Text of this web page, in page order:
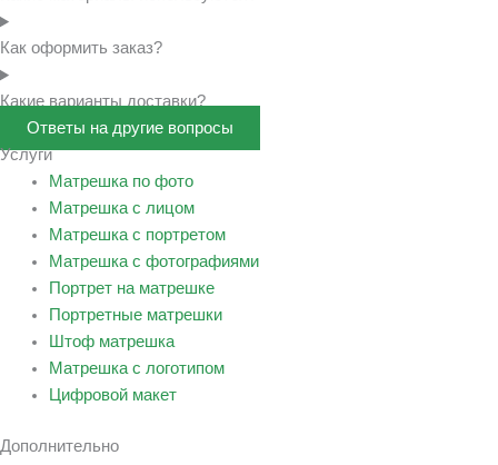
Как оформить заказ?
Какие варианты доставки?
Ответы на другие вопросы
Услуги
Матрешка по фото
Матрешка с лицом
Матрешка с портретом
Матрешка с фотографиями
Портрет на матрешке
Портретные матрешки
Штоф матрешка
Матрешка с логотипом
Цифровой макет
Дополнительно